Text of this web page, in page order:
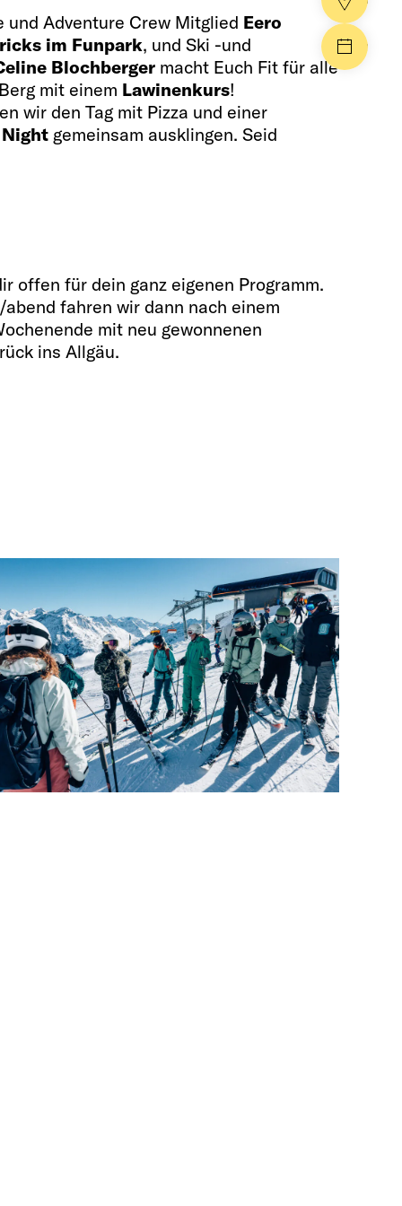
Events
und Adventure Crew Mitglied Eero
im Funpark, und Ski -und
Blochberger macht Euch Fit für alle
mit einem Lawinenkurs!
wir den Tag mit Pizza und einer
gemeinsam ausklingen. Seid
offen für dein ganz eigenen Programm.
fahren wir dann nach einem
mit neu gewonnenen
ins Allgäu.